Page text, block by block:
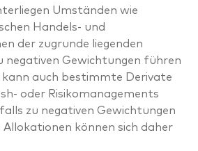
Umständen wie
Handels- und
der zugrunde liegenden
negativen Gewichtungen führen
kann auch bestimmte Derivate
oder Risikomanagements
zu negativen Gewichtungen
können sich daher